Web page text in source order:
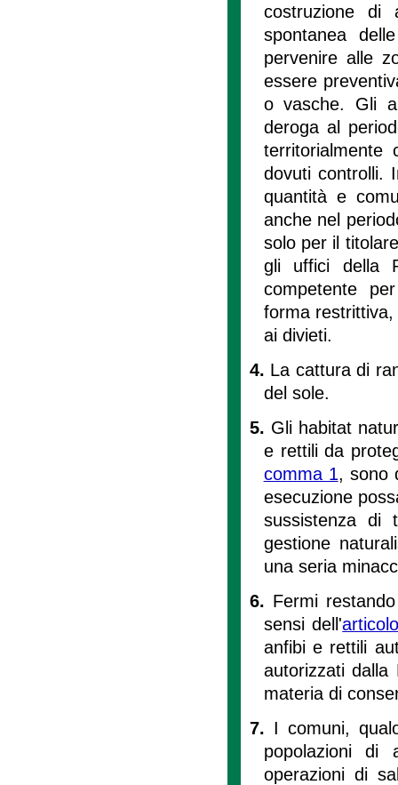
costruzione di
spontanea
pervenire alle
essere
o vasche. Gli
deroga al
dovuti controlli.
quantità e
anche nel
solo per il
gli uffici della
competente
forma
ai divieti.
4. La cattura di
del sole.
5. Gli habitat
e rettili da
comma 1, sono
esecuzione
sussistenza di
gestione
una seria
6. Fermi
sensi dell'
anfibi e rettili
autorizzati
materia di
7. I comuni,
popolazioni di
operazioni di